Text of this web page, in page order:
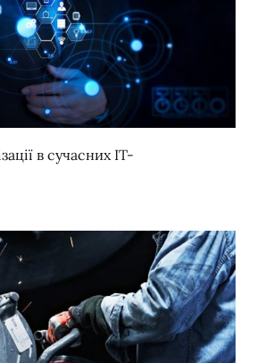
в сучасних IT-